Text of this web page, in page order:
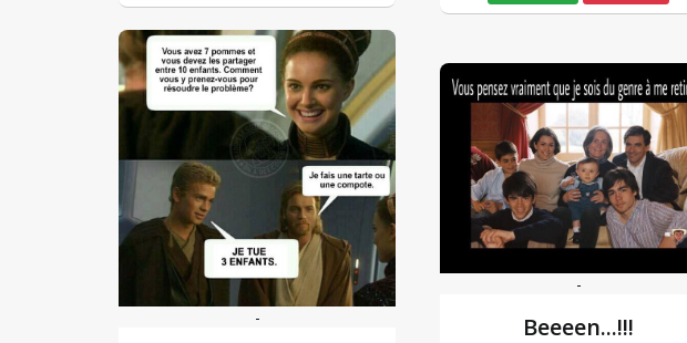
-
-
Beeeen...!!!